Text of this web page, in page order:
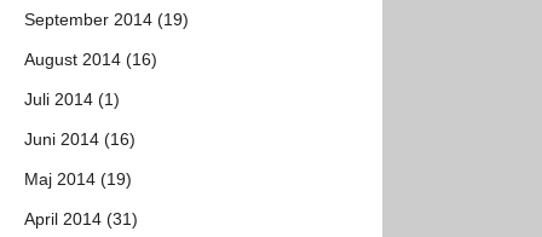
September 2014 (19)
August 2014 (16)
Juli 2014 (1)
Juni 2014 (16)
Maj 2014 (19)
April 2014 (31)